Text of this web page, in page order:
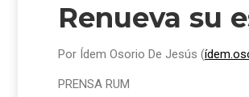
Renueva su
Por Ídem Osorio De Jesús (
PRENSA RUM